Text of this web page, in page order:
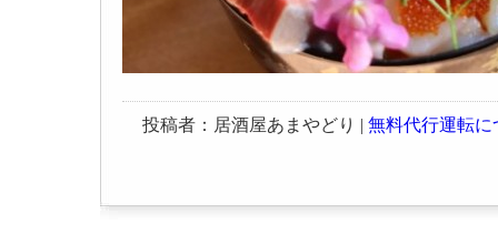
投稿者：居酒屋あまやどり | 無料代行運転に